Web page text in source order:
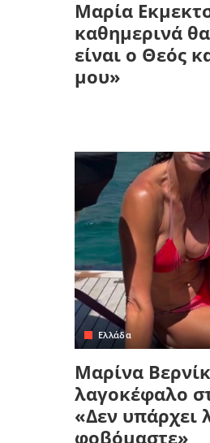
Μαρία
καθημερινά
είναι ο Θεός
μου»
Ελλάδα
Μαρίνα
λαγοκέφαλο
«Δεν υπάρχει
φοβόμαστε»